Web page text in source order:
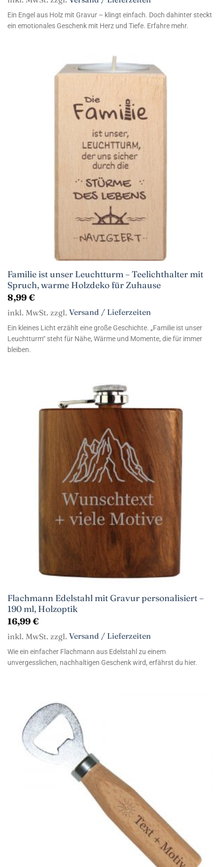
Ein Engel aus Holz mit Gravur – klingt einfach. Doch dahinter steckt
ein emotionales Geschenk mit Herz und Tiefe. Erfahre mehr.
Familie ist unser Leuchtturm – Teelichthalter mit
Spruch, warme Holzdeko für Zuhause
8,99€
inkl. MwSt. zzgl. Versand / Lieferzeiten
Ein kleines Licht erzählt eine große Geschichte. „Familie ist unser
Leuchtturm“ steht für Nähe, Wärme und Momente, die für immer
bleiben.
Flachmann Edelstahl mit Gravur personalisiert –
190 ml, Holzoptik
16,99€
inkl. MwSt. zzgl. Versand / Lieferzeiten
Wie ein einfacher Flachmann aus Edelstahl zu einem
unvergesslichen, nachhaltigen Geschenk wird, erfährst du hier.